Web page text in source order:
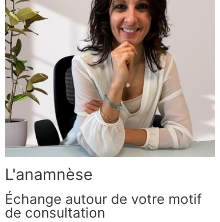
L'anamnèse
Échange autour de votre motif
de consultation